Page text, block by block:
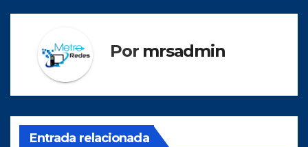
Por mrsadmin
Entrada relacionada